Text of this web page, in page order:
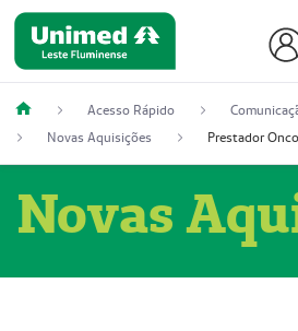
Acesso Rápido
Novas Aquisições
Novas